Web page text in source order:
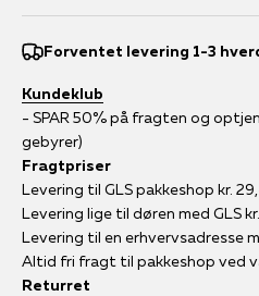
Forventet levering 1-3
Kundeklub
- SPAR 50% på fragten og
gebyrer)
Fragtpriser
Levering til GLS pakkeshop kr.
Levering lige til døren med GLS
Levering til en erhvervsadresse
Altid fri fragt til pakkeshop ved
Returret